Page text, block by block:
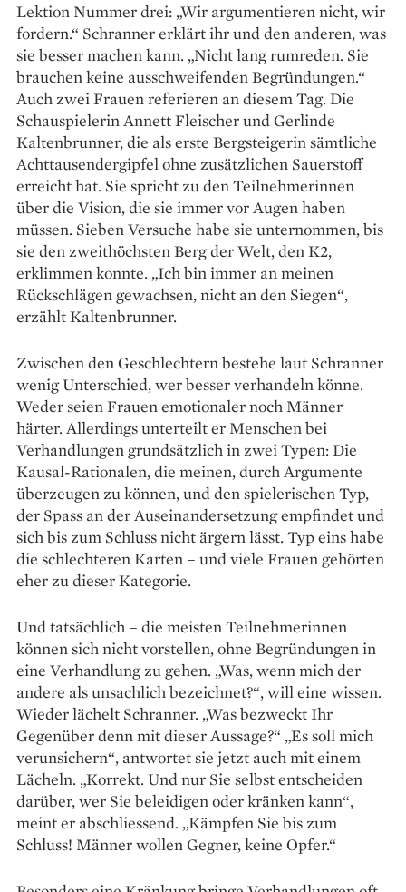
Lektion Nummer drei: „Wir argumentieren nicht, wir
fordern.“ Schranner erklärt ihr und den anderen, was
sie besser machen kann. „Nicht lang rumreden. Sie
brauchen keine ausschweifenden Begründungen.“
Auch zwei Frauen referieren an diesem Tag. Die
Schauspielerin Annett Fleischer und Gerlinde
Kaltenbrunner, die als erste Bergsteigerin sämtliche
Achttausendergipfel ohne zusätzlichen Sauerstoff
erreicht hat. Sie spricht zu den Teilnehmerinnen
über die Vision, die sie immer vor Augen haben
müssen. Sieben Versuche habe sie unternommen, bis
sie den zweithöchsten Berg der Welt, den K2,
erklimmen konnte. „Ich bin immer an meinen
Rückschlägen gewachsen, nicht an den Siegen“,
erzählt Kaltenbrunner.
Zwischen den Geschlechtern bestehe laut Schranner
wenig Unter­schied, wer besser verhandeln könne.
Weder seien Frauen emotionaler noch Männer
härter. Allerdings unterteilt er Menschen bei
Verhandlungen grundsätzlich in zwei Typen: Die
Kausal-Rationalen, die meinen, durch Argumente
überzeugen zu können, und den spielerischen Typ,
der Spass an der Auseinandersetzung empfindet und
sich bis zum Schluss nicht ärgern lässt. Typ eins habe
die schlechteren Karten – und viele Frauen gehörten
eher zu dieser Kategorie.
Und tatsächlich – die meisten Teilnehmerinnen
können sich nicht vorstellen, ohne Begründungen in
eine Verhandlung zu gehen. „Was, wenn mich der
andere als unsachlich bezeichnet?“, will eine wissen.
Wieder lächelt Schranner. „Was bezweckt Ihr
Gegenüber denn mit dieser Aussage?“ „Es soll mich
verunsichern“, antwortet sie jetzt auch mit einem
Lächeln. „Korrekt. Und nur Sie selbst entscheiden
darüber, wer Sie beleidigen oder kränken kann“,
meint er abschliessend. „Kämpfen Sie bis zum
Schluss! Männer wollen Gegner, keine Opfer.“